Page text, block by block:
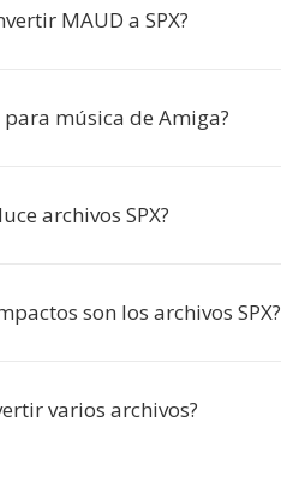
MAUD a SPX?
para música de Amiga?
archivos SPX?
son los archivos SPX?
varios archivos?